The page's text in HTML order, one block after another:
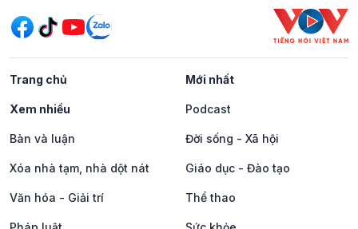
Trang chủ Mới nhất
Xem nhiều Podcast
Bàn và luận Đời sống - Xã hội
Xóa nhà tạm, nhà dột nát Giáo dục - Đào tạo
Văn hóa - Giải trí Thể thao